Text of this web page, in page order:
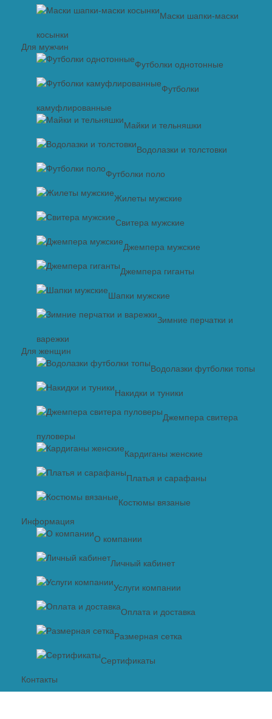
Маски шапки-маски
косынки
Для мужчин
Футболки однотонные
Футболки
камуфлированные
Майки и тельняшки
Водолазки и толстовки
Футболки поло
Жилеты мужские
Свитера мужские
Джемпера мужские
Джемпера гиганты
Шапки мужские
Зимние перчатки и
варежки
Для женщин
Водолазки футболки топы
Накидки и туники
Джемпера свитера
пуловеры
Кардиганы женские
Платья и сарафаны
Костюмы вязаные
Информация
О компании
Личный кабинет
Услуги компании
Оплата и доставка
Размерная сетка
Сертификаты
Контакты